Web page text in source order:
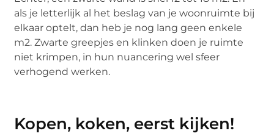
als je letterlijk al het beslag van je woonruimte bij
elkaar optelt, dan heb je nog lang geen enkele
m2. Zwarte greepjes en klinken doen je ruimte
niet krimpen, in hun nuancering wel sfeer
verhogend werken.
Kopen, koken, eerst kijken!